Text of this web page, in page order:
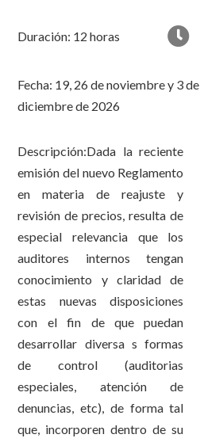
Duración: 12 horas
Fecha: 19, 26 de noviembre y 3 de
diciembre de 2026
Descripción:Dada la reciente
emisión del nuevo Reglamento
en materia de reajuste y
revisión de precios, resulta de
especial relevancia que los
auditores internos tengan
conocimiento y claridad de
estas nuevas disposiciones
con el fin de que puedan
desarrollar diversa s formas
de control (auditorias
especiales, atención de
denuncias, etc), de forma tal
que, incorporen dentro de su